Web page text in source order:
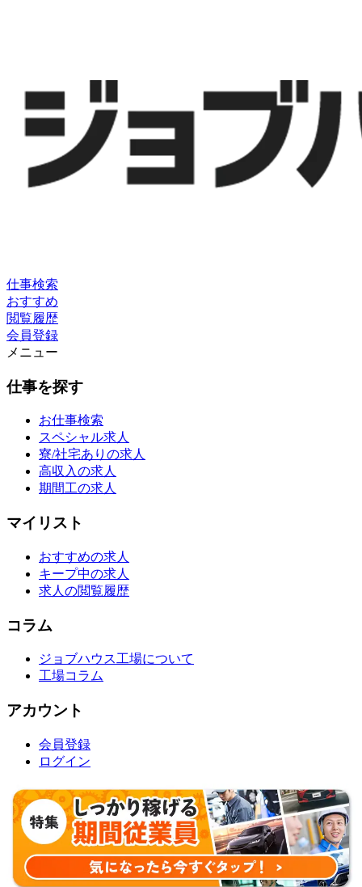
仕事検索
おすすめ
閲覧履歴
会員登録
メニュー
仕事を探す
お仕事検索
スペシャル求人
寮/社宅ありの求人
高収入の求人
期間工の求人
マイリスト
おすすめの求人
キープ中の求人
求人の閲覧履歴
コラム
ジョブハウス工場について
工場コラム
アカウント
会員登録
ログイン